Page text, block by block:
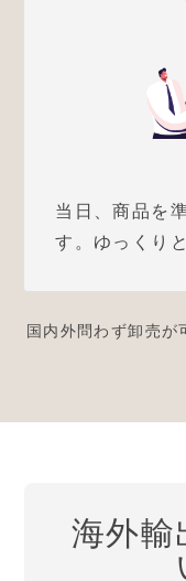
当日、商品を
す。ゆっくり
国内外問わず卸売
海外輸